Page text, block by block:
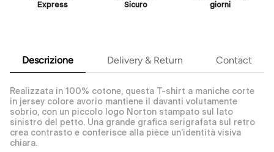
Express
Sicuro
giorni
Descrizione Delivery & Return Contact
Realizzata in 100% cotone, questa T-shirt a maniche corte
in jersey colore avorio mantiene il davanti volutamente
sobrio, con un piccolo logo Norton stampato sul lato
sinistro del petto. Una grande grafica serigrafata sul retro
crea contrasto e conferisce alla pièce un’identità visiva
chiara.